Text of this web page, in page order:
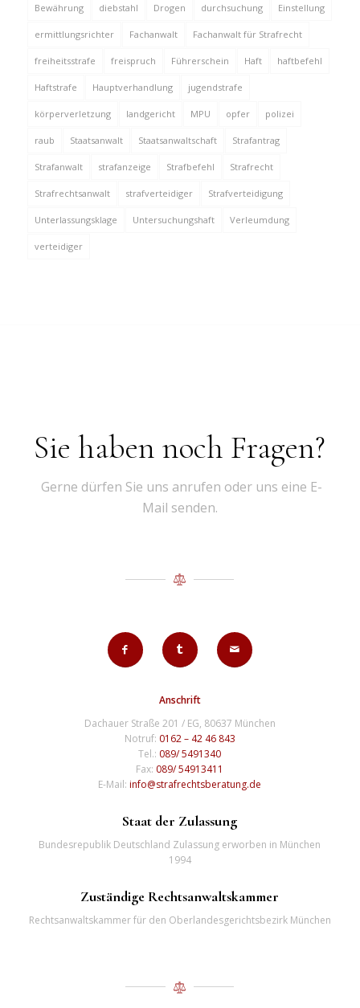
Bewährung diebstahl Drogen durchsuchung Einstellung
ermittlungsrichter Fachanwalt Fachanwalt für Strafrecht
freiheitsstrafe freispruch Führerschein Haft haftbefehl
Haftstrafe Hauptverhandlung jugendstrafe
körperverletzung landgericht MPU opfer polizei
raub Staatsanwalt Staatsanwaltschaft Strafantrag
Strafanwalt strafanzeige Strafbefehl Strafrecht
Strafrechtsanwalt strafverteidiger Strafverteidigung
Unterlassungsklage Untersuchungshaft Verleumdung
verteidiger
Sie haben noch Fragen?
Gerne dürfen Sie uns anrufen oder uns eine E-
Mail senden.
Anschrift
Dachauer Straße 201 / EG, 80637 München
Notruf: 0162 – 42 46 843
Tel.: 089/ 5491340
Fax: 089/ 54913411
E-Mail:info@strafrechtsberatung.de
Staat der Zulassung
Bundesrepublik Deutschland Zulassung erworben in München
1994
Zuständige Rechtsanwaltskammer
Rechtsanwaltskammer für den Oberlandesgerichtsbezirk München